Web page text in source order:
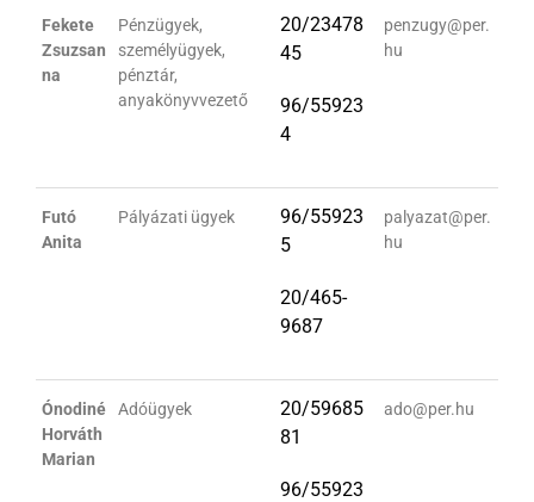
Fekete
Zsuzsan
na
Pénzügyek,
személyügyek,
pénztár,
anyakönyvvezető
20/23478
45
96/55923
4
penzugy@per.
hu
Futó
Anita
Pályázati ügyek
96/55923
5
20/465-
9687
palyazat@per.
hu
Ónodiné
Horváth
Marian
Adóügyek
20/59685
81
96/55923
ado@per.hu